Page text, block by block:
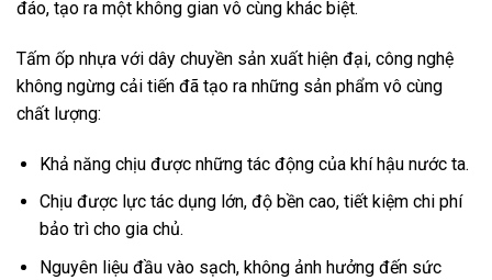
đáo, tạo ra một không gian vô cùng khác biệt.
Tấm ốp nhựa với dây chuyền sản xuất hiện đại, công nghệ
không ngừng cải tiến đã tạo ra những sản phẩm vô cùng
chất lượng:
Khả năng chịu được những tác động của khí hậu nước ta.
Chịu được lực tác dụng lớn, độ bền cao, tiết kiệm chi phí
bảo trì cho gia chủ.
Nguyên liệu đầu vào sạch, không ảnh hưởng đến sức